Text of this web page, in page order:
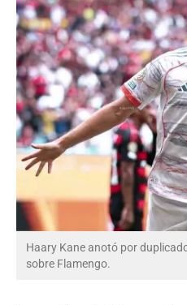
Haary Kane anotó por
sobre Flamengo.